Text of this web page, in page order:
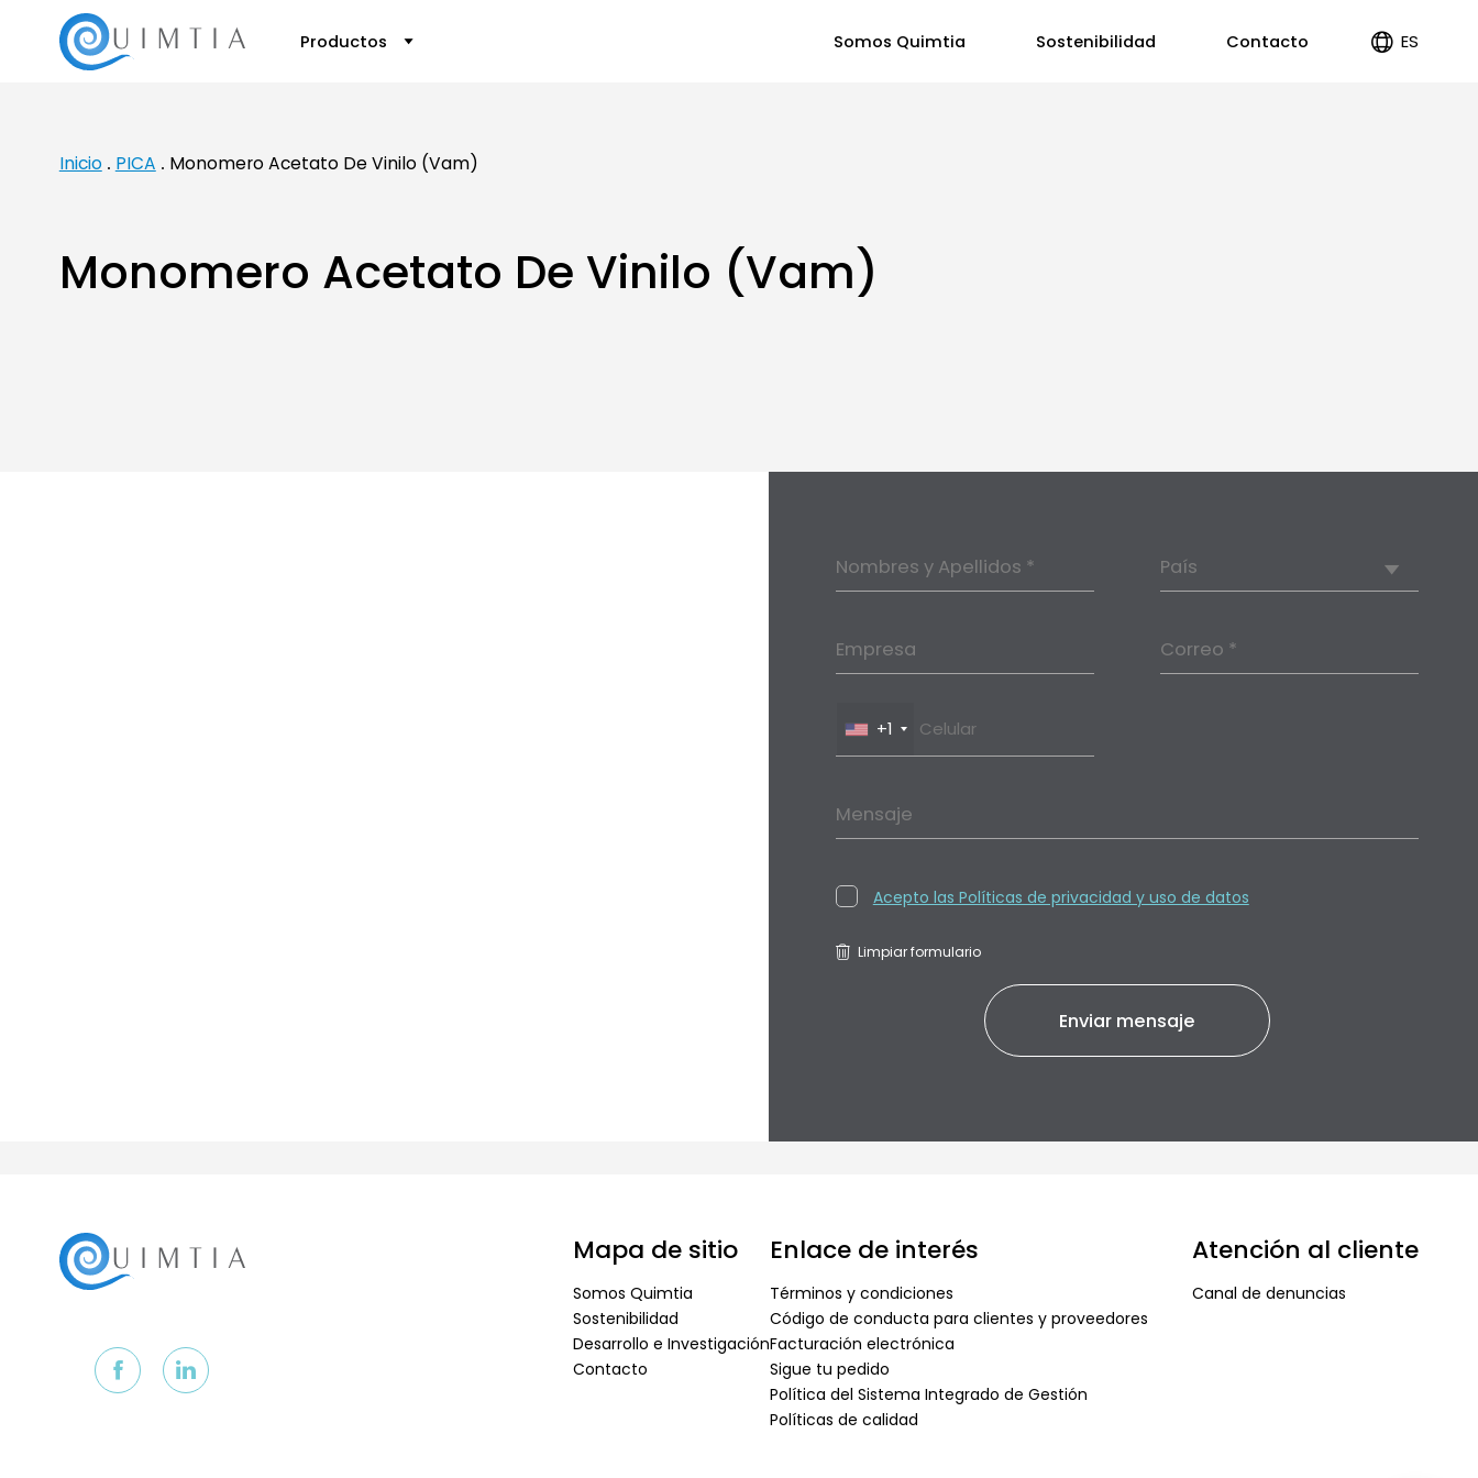
Productos Somos Quimtia Sostenibilidad Contacto ES
Inicio
PICA Monomero Acetato De Vinilo (Vam)
Monomero Acetato De Vinilo (Vam)
Nombres y Apellidos * País
Empresa Correo *
+1
Mensaje
Acepto las Políticas de privacidad y uso de datos
Limpiar formulario
Mapa de sitio
Somos Quimtia
Sostenibilidad
Desarrollo e Investigación
Contacto
Enlace de interés
Términos y condiciones
Código de conducta para clientes y proveedores
Facturación electrónica
Sigue tu pedido
Política del Sistema Integrado de Gestión
Políticas de calidad
Atención al cliente
Canal de denuncias